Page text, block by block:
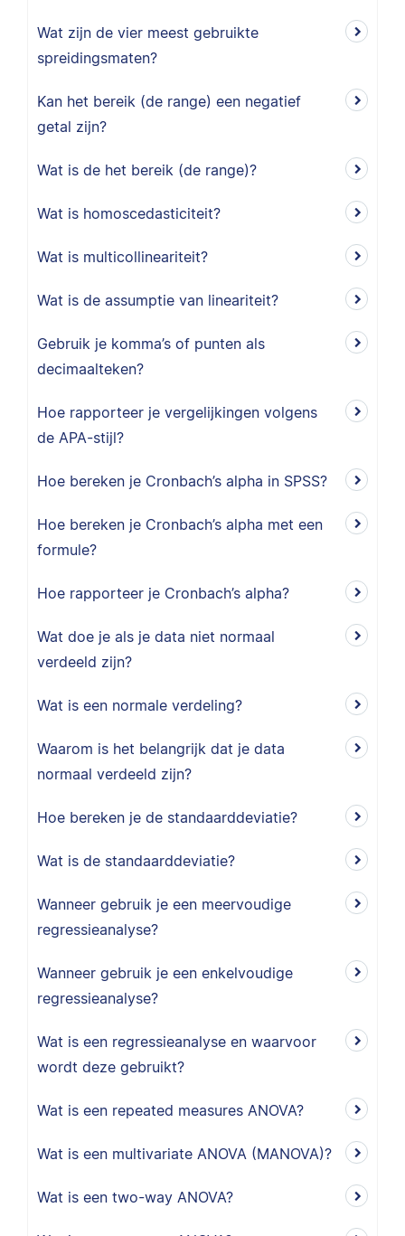
Wat zijn de vier meest gebruikte
spreidingsmaten?
Kan het bereik (de range) een negatief
getal zijn?
Wat is de het bereik (de range)?
Wat is homoscedasticiteit?
Wat is multicollineariteit?
Wat is de assumptie van lineariteit?
Gebruik je komma’s of punten als
decimaalteken?
Hoe rapporteer je vergelijkingen volgens
de APA-stijl?
Hoe bereken je Cronbach’s alpha in SPSS?
Hoe bereken je Cronbach’s alpha met een
formule?
Hoe rapporteer je Cronbach’s alpha?
Wat doe je als je data niet normaal
verdeeld zijn?
Wat is een normale verdeling?
Waarom is het belangrijk dat je data
normaal verdeeld zijn?
Hoe bereken je de standaarddeviatie?
Wat is de standaarddeviatie?
Wanneer gebruik je een meervoudige
regressieanalyse?
Wanneer gebruik je een enkelvoudige
regressieanalyse?
Wat is een regressieanalyse en waarvoor
wordt deze gebruikt?
Wat is een repeated measures ANOVA?
Wat is een multivariate ANOVA (MANOVA)?
Wat is een two-way ANOVA?